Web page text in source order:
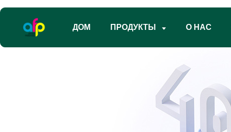
ДОМ ПРОДУКТЫ О НАС